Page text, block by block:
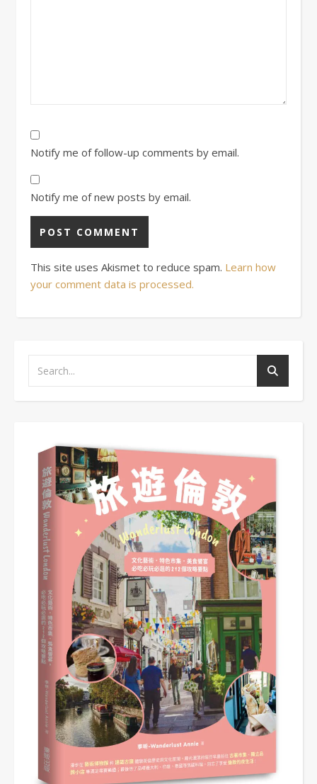
Notify me of follow-up comments by email.
Notify me of new posts by email.
This site uses Akismet to reduce spam. Learn how
your comment data is processed.